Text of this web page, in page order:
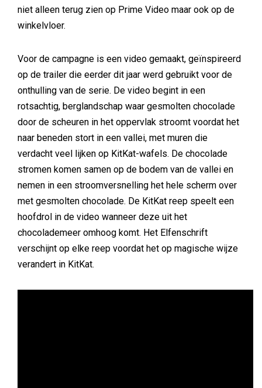
niet alleen terug zien op Prime Video maar ook op de
winkelvloer.
Voor de campagne is een video gemaakt, geïnspireerd
op de trailer die eerder dit jaar werd gebruikt voor de
onthulling van de serie. De video begint in een
rotsachtig, berglandschap waar gesmolten chocolade
door de scheuren in het oppervlak stroomt voordat het
naar beneden stort in een vallei, met muren die
verdacht veel lijken op KitKat-wafels. De chocolade
stromen komen samen op de bodem van de vallei en
nemen in een stroomversnelling het hele scherm over
met gesmolten chocolade. De KitKat reep speelt een
hoofdrol in de video wanneer deze uit het
chocolademeer omhoog komt. Het Elfenschrift
verschijnt op elke reep voordat het op magische wijze
verandert in KitKat.